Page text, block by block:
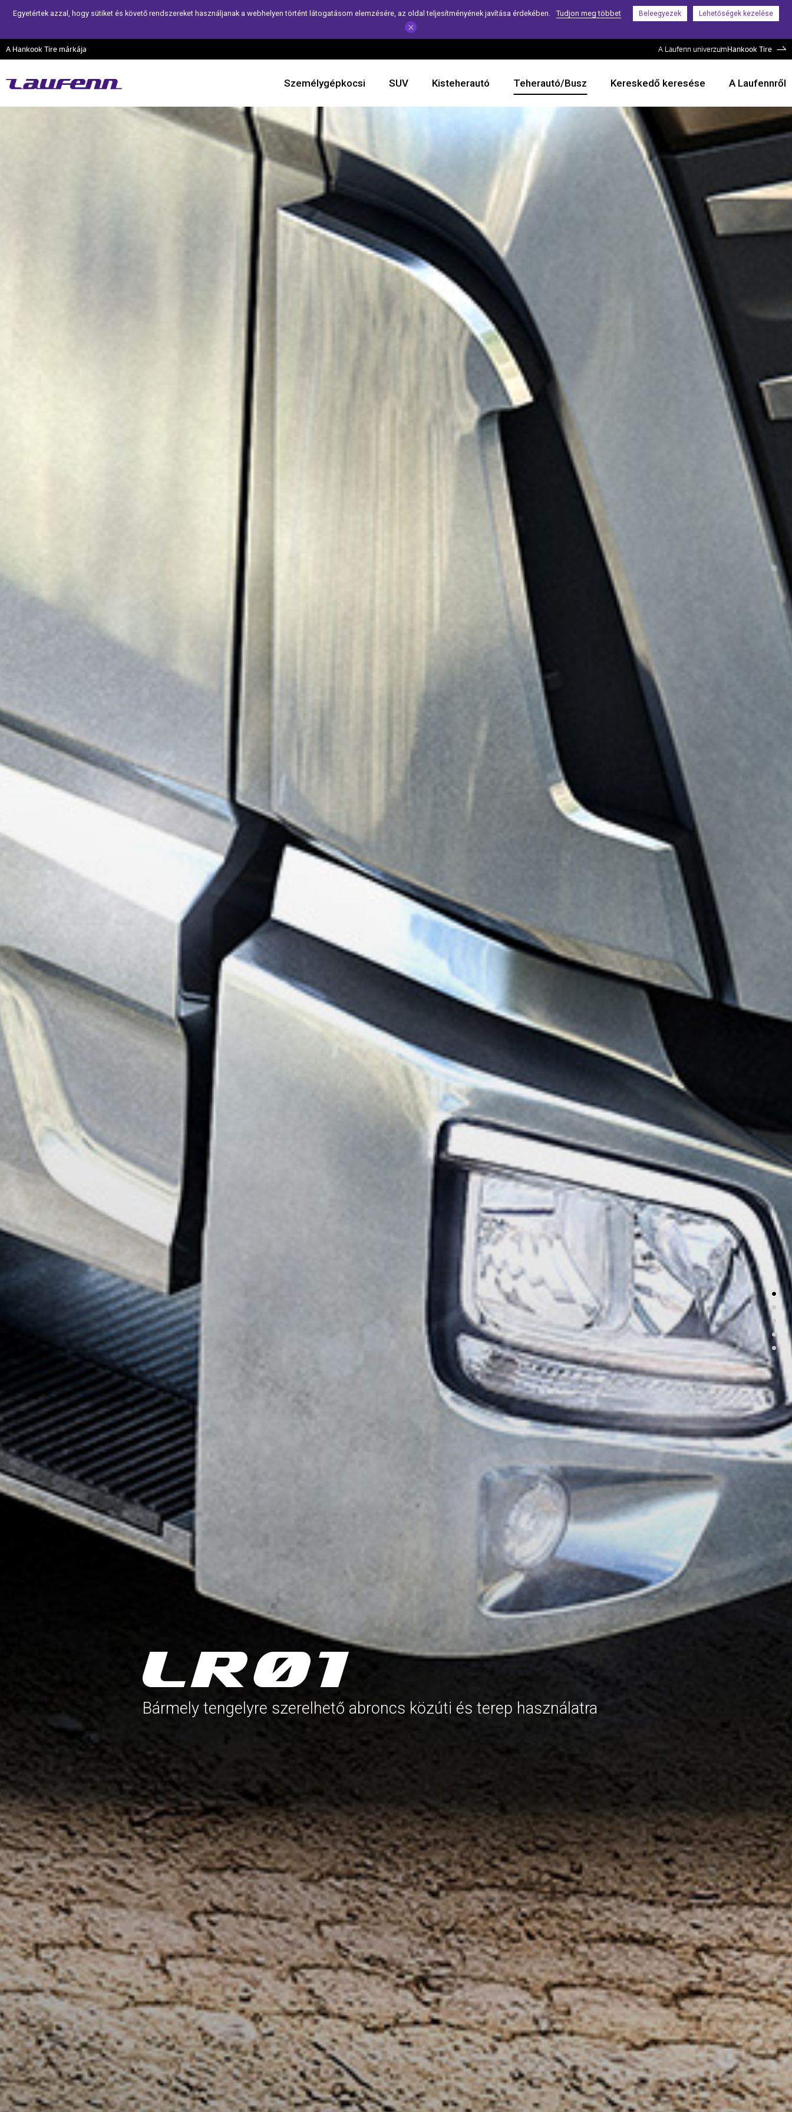
Egyetértek azzal, hogy sütiket és követő rendszereket használjanak a webhelyen történt látogatásom elemzésére, az oldal teljesítményének javítása érdekében. Tudjon meg többet Beleegyezek Lehetőségek kezelése
A Hankook Tire márkája A Laufenn univerzumHankook Tire
Személygépkocsi SUV Kisteherautó Teherautó/Busz Kereskedő keresése A Laufennről
Bármely tengelyre szerelhető abroncs közúti és terep használatra